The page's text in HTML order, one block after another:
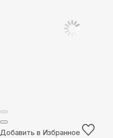
Добавить в Избранное